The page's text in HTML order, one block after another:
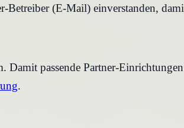
Betreiber (E-Mail) einverstanden,
passende Partner-
.